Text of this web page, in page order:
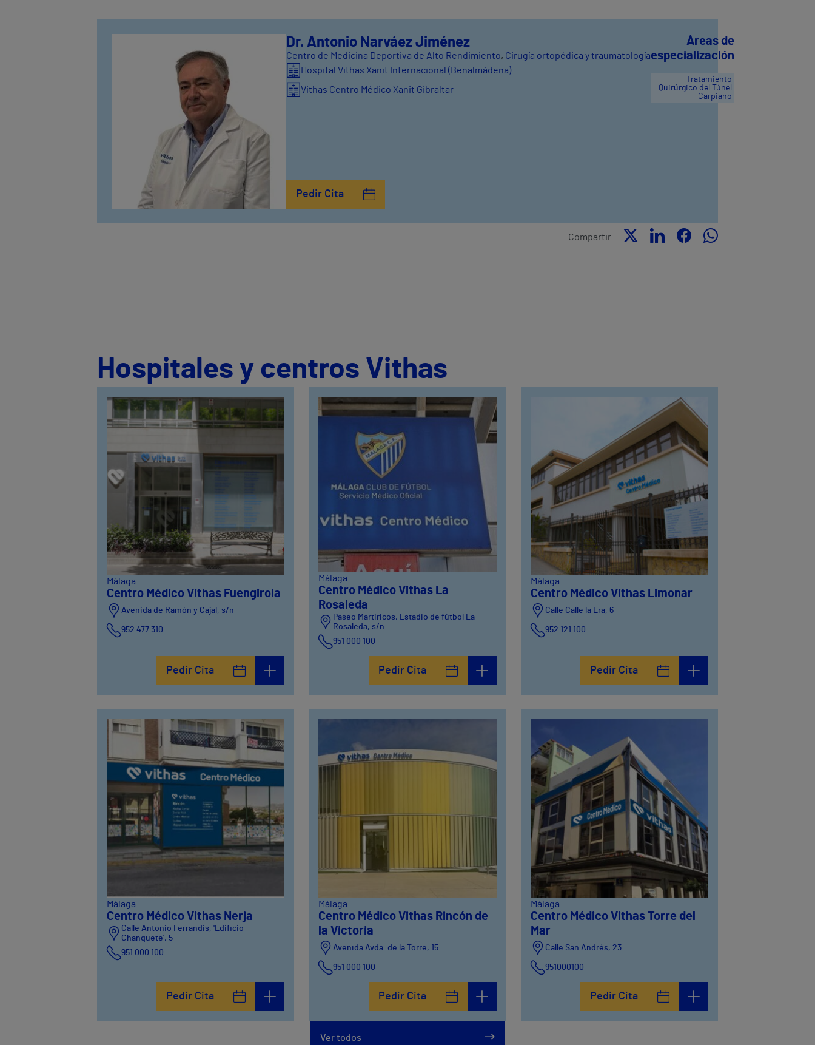
Dr. Antonio Narváez Jiménez
Centro de Medicina Deportiva de Alto Rendimiento, Cirugía ortopédica y traumatología
Hospital Vithas Xanit Internacional (Benalmádena)
Vithas Centro Médico Xanit Gibraltar
Pedir Cita
Áreas de
especialización
Tratamiento
Quirúrgico del Túnel
Carpiano
Compartir
Hospitales y centros Vithas
Málaga
Centro Médico Vithas Fuengirola
Avenida de Ramón y Cajal, s/n
952 477 310
Pedir Cita
Málaga
Centro Médico Vithas La
Rosaleda
Paseo Martiricos, Estadio de fútbol La
Rosaleda, s/n
951 000 100
Pedir Cita
Málaga
Centro Médico Vithas Limonar
Calle Calle la Era, 6
952 121 100
Pedir Cita
Málaga
Centro Médico Vithas Nerja
Calle Antonio Ferrandis, 'Edificio
Chanquete', 5
951 000 100
Pedir Cita
Málaga
Centro Médico Vithas Rincón de
la Victoria
Avenida Avda. de la Torre, 15
951 000 100
Pedir Cita
Málaga
Centro Médico Vithas Torre del
Mar
Calle San Andrés, 23
951000100
Pedir Cita
Ver todos